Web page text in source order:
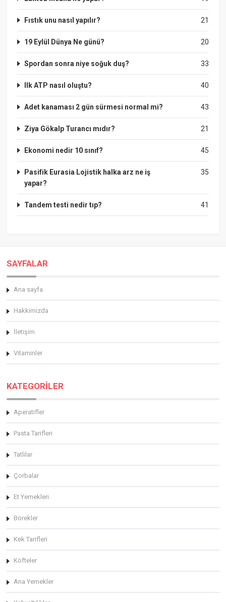
21
Fıstık unu nasıl yapılır?
20
19 Eylül Dünya Ne günü?
33
Spordan sonra niye soğuk duş?
40
Ilk ATP nasıl oluştu?
43
Adet kanaması 2 gün sürmesi normal mi?
21
Ziya Gökalp Turancı mıdır?
45
Ekonomi nedir 10 sınıf?
35
Pasifik Eurasia Lojistik halka arz ne iş
yapar?
41
Tandem testi nedir tıp?
SAYFALAR
Ana sayfa
Hakkimizda
İletişim
Vitaminler
KATEGORİLER
Aperatifler
Pasta Tarifleri
Tatlılar
Çorbalar
Et Yemekleri
Börekler
Kek Tarifleri
Köfteler
Ana Yemekler